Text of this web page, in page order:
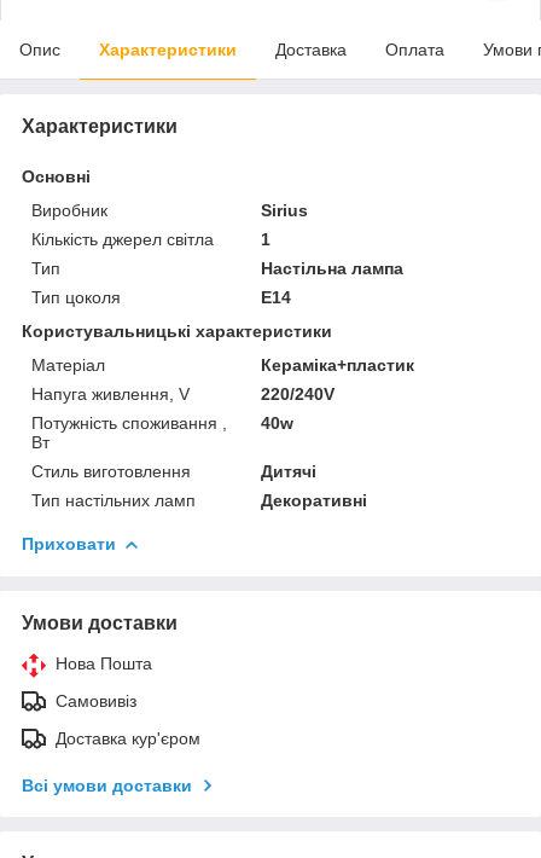
Опис Характеристики Доставка Оплата Умови
Характеристики
Основні
Виробник
Sirius
Кількість джерел світла
1
Тип
Настільна лампа
Тип цоколя
E14
Користувальницькі характеристики
Матеріал
Кераміка+пластик
Напуга живлення, V
220/240V
Потужність споживання ,
Вт
40w
Стиль виготовлення
Дитячі
Тип настільних ламп
Декоративні
Приховати
Умови доставки
Нова Пошта
Самовивіз
Доставка кур'єром
Всі умови доставки